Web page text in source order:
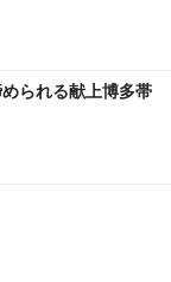
られる献上博多帯